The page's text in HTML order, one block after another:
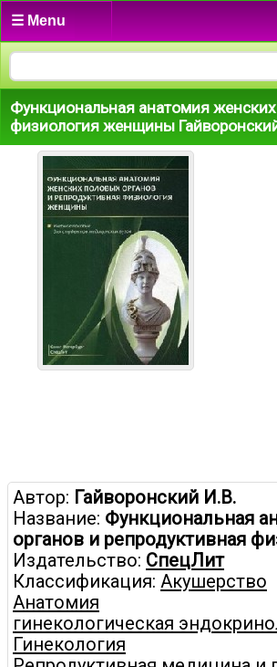
☰ Menu
Функциональная анатомия
физиология женщины
Автор: Гайворонский И.В.
Название: Функциональная
органов и репродуктивная
Издательство: СпецЛит
Классификация: Акушерство
Анатомия
гинекологическая
Гинекология